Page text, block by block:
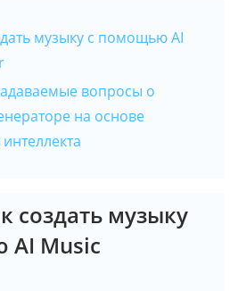
музыку с помощью AI
вопросы о
на основе
создать музыку
Music